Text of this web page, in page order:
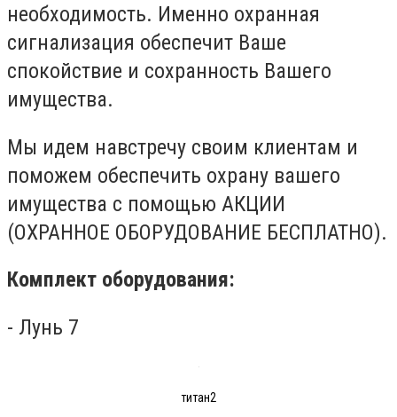
необходимость. Именно охранная
сигнализация обеспечит Ваше
спокойствие и сохранность Вашего
имущества.
Мы идем навстречу своим клиентам и
поможем обеспечить охрану вашего
имущества с помощью АКЦИИ
(ОХРАННОЕ ОБОРУДОВАНИЕ БЕСПЛАТНО).
Комплект оборудования:
- Лунь 7
титан2